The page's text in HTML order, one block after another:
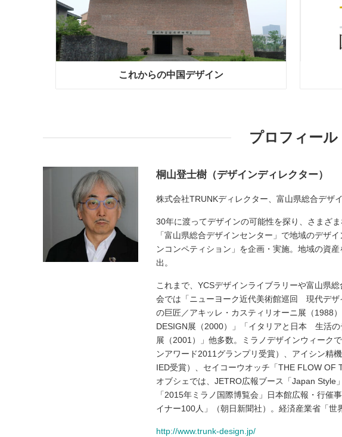
これからの中国デザイン
プロフィール
桐山登士樹（デザインディレクター）
株式会社TRUNKディレクター、富山県総合デザ
30年に渡ってデザインの可能性を探り、さまざ
「富山県総合デザインセンター」で地域のデザ
ンコンペティション」を企画・実施。地域の資
出。
これまで、YCSデザインライブラリーや富山県
会では「ニューヨーク近代美術館巡回 現代デ
の巨匠／アキッレ・カスティリオーニ展（1988
DESIGN展（2000）」「イタリアと日本 生活
展（2001）」他多数。ミラノデザインウィーク
ンアワード2011グランプリ受賞）、アイシン精
IED受賞）、セイコーウオッチ「THE FLOW OF
オブシェでは、JETRO広報ブース「Japan Style
「2015年ミラノ国際博覧会」日本館広報・行催
イナー100人」（朝日新聞社）。経済産業省「世
http://www.trunk-design.jp/